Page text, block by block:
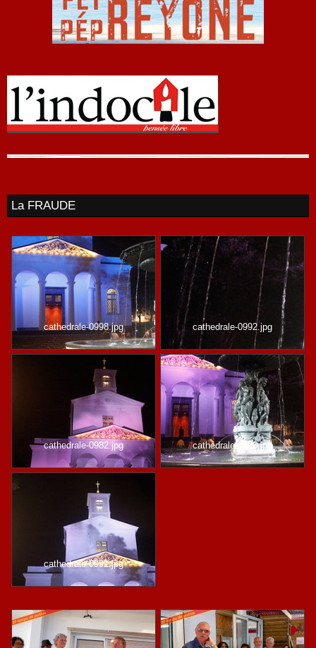
La FRAUDE
cathedrale-0998.jpg cathedrale-0992.jpg
cathedrale-0982.jpg cathedrale-0993.jpg
cathedrale-0991.jpg